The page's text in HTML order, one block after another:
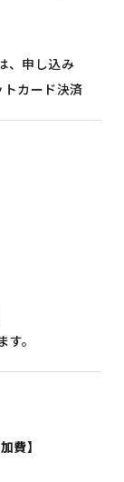
申し込み
カード決済
。
費】